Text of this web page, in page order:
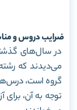
ضرایب دروس و
در سال‌های
می‌دیدند که
گروه است،
توجه به آن، برای